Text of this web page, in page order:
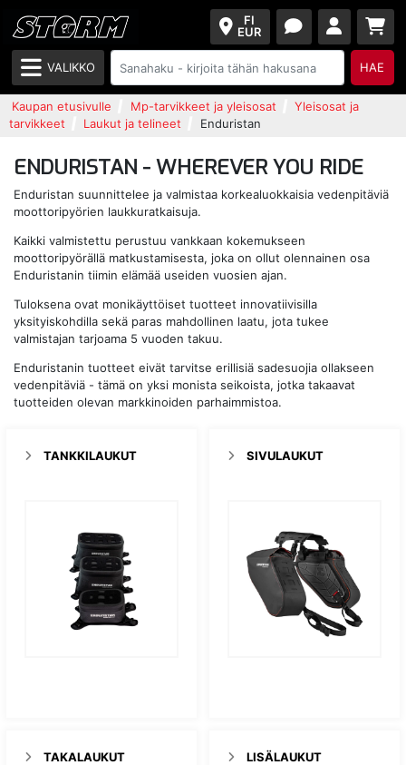
FI
EUR
VALIKKO HAE
Kaupan etusivulle Mp-tarvikkeet ja yleisosat
Yleisosat ja
tarvikkeet
Laukut ja telineet Enduristan
ENDURISTAN - WHEREVER YOU RIDE
Enduristan suunnittelee ja valmistaa korkealuokkaisia vedenpitäviä
moottoripyörien laukkuratkaisuja.
Kaikki valmistettu perustuu vankkaan kokemukseen
moottoripyörällä matkustamisesta, joka on ollut olennainen osa
Enduristanin tiimin elämää useiden vuosien ajan.
Tuloksena ovat monikäyttöiset tuotteet innovatiivisilla
yksityiskohdilla sekä paras mahdollinen laatu, jota tukee
valmistajan tarjoama 5 vuoden takuu.
Enduristanin tuotteet eivät tarvitse erillisiä sadesuojia ollakseen
vedenpitäviä - tämä on yksi monista seikoista, jotka takaavat
tuotteiden olevan markkinoiden parhaimmistoa.
TANKKILAUKUT SIVULAUKUT
TAKALAUKUT LISÄLAUKUT